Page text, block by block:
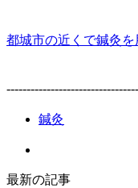
都城市の近くで鍼灸
鍼灸
最新の記事